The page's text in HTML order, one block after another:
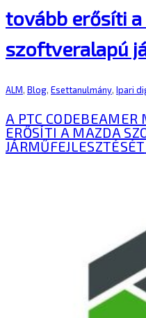
tovább erősíti a
szoftveralapú
ALM, Blog, Esettanulmány, Ipari
A PTC CODEBEAMER
ERŐSÍTI A MAZDA
JÁRMŰFEJLESZTÉSÉT